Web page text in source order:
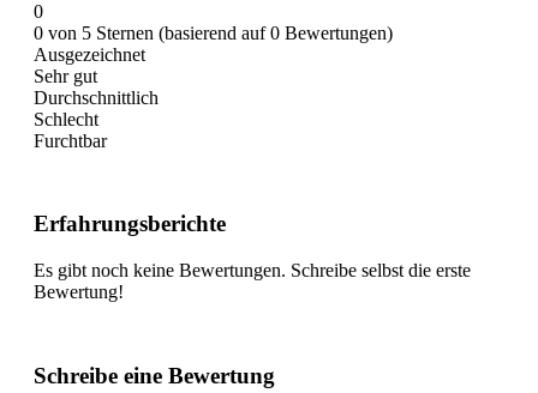
0
0 von 5 Sternen (basierend auf 0 Bewertungen)
Ausgezeichnet
Sehr gut
Durchschnittlich
Schlecht
Furchtbar
Erfahrungsberichte
Es gibt noch keine Bewertungen. Schreibe selbst die erste
Bewertung!
Schreibe eine Bewertung